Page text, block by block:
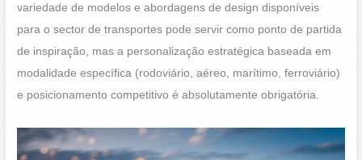
variedade de modelos e abordagens de design disponíveis
para o sector de transportes pode servir como ponto de partida
de inspiração, mas a personalização estratégica baseada em
modalidade específica (rodoviário, aéreo, marítimo, ferroviário)
e posicionamento competitivo é absolutamente obrigatória.